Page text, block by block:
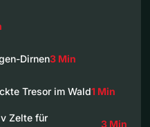
Dirnen3 Min
Tresor im Wald1 Min
Zelte für
3 Min